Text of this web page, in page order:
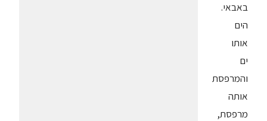
באבאי.
הים
אותו
ים
והמרפסת
אותה
מרפסת,